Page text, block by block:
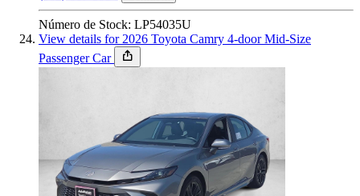
Número de Stock: LP54035U
View details for 2026 Toyota Camry 4-door Mid-Size
Passenger Car